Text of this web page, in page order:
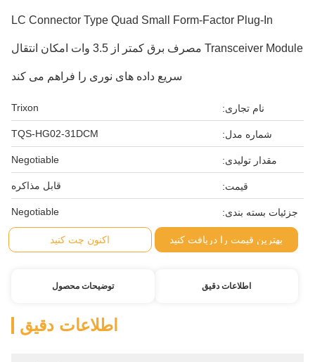
LC Connector Type Quad Small Form-Factor Plug-In
Transceiver Module مصرف برق کمتر از 3.5 وات امکان انتقال
سریع داده های نوری را فراهم می کند
نام تجاری: Trixon
شماره مدل: TQS-HG02-31DCM
مقدار تولیدی: Negotiable
قیمت: قابل مذاکره
جزئیات بسته بندی: Negotiable
بهترین قیمت را دریافت کنید اکنون چت کنید
اطلاعات دقیق توضیحات محصول
اطلاعات دقیق